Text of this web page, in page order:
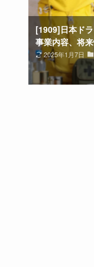
[1909]日本ド
事業内容、将
2025年1月7日